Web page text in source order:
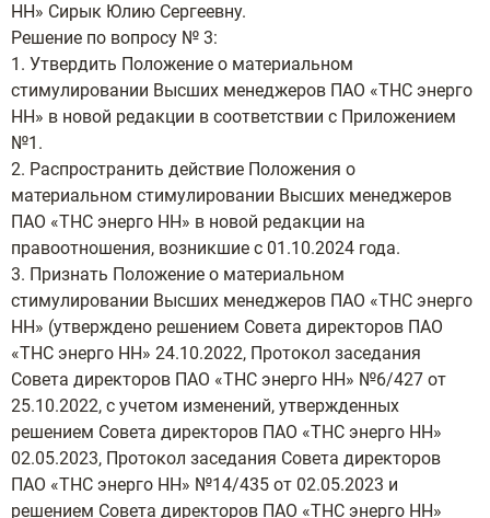
НН» Сирык Юлию Сергеевну.
Решение по вопросу № 3:
1. Утвердить Положение о материальном
стимулировании Высших менеджеров ПАО «ТНС энерго
НН» в новой редакции в соответствии с Приложением
№1.
2. Распространить действие Положения о
материальном стимулировании Высших менеджеров
ПАО «ТНС энерго НН» в новой редакции на
правоотношения, возникшие с 01.10.2024 года.
3. Признать Положение о материальном
стимулировании Высших менеджеров ПАО «ТНС энерго
НН» (утверждено решением Совета директоров ПАО
«ТНС энерго НН» 24.10.2022, Протокол заседания
Совета директоров ПАО «ТНС энерго НН» №6/427 от
25.10.2022, с учетом изменений, утвержденных
решением Совета директоров ПАО «ТНС энерго НН»
02.05.2023, Протокол заседания Совета директоров
ПАО «ТНС энерго НН» №14/435 от 02.05.2023 и
решением Совета директоров ПАО «ТНС энерго НН»